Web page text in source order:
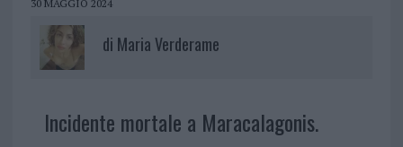
30 MAGGIO 2024
di Maria Verderame
Incidente mortale a Maracalagonis.